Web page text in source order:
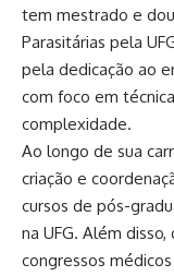
tem mestrado e
Parasitárias pela
pela dedicação ao
com foco em
complexidade.
Ao longo de sua
criação e
cursos de pós-
na UFG. Além
congressos